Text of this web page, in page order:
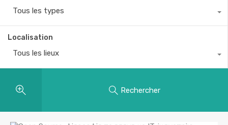
Tous les types
Localisation
Tous les lieux
Rechercher